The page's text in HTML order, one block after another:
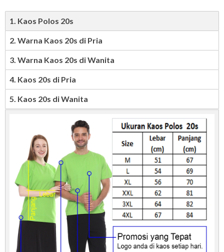
1. Kaos Polos 20s
2. Warna Kaos 20s di Pria
3. Warna Kaos 20s di Wanita
4. Kaos 20s di Pria
5. Kaos 20s di Wanita